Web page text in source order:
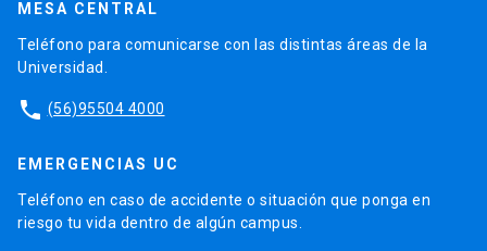
MESA CENTRAL
Teléfono para comunicarse con las distintas áreas de la
Universidad.
phone (56)95504 4000
EMERGENCIAS UC
Teléfono en caso de accidente o situación que ponga en
riesgo tu vida dentro de algún campus.